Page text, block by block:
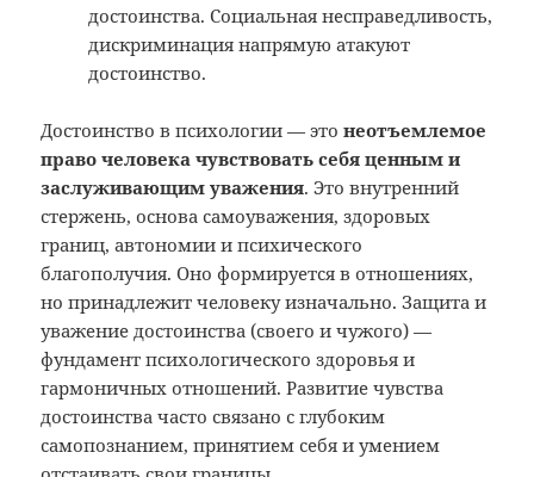
достоинства. Социальная несправедливость,
дискриминация напрямую атакуют
достоинство.
Достоинство в психологии — этонеотъемлемое
право человека чувствовать себя ценным и
заслуживающим уважения. Это внутренний
стержень, основа самоуважения, здоровых
границ, автономии и психического
благополучия. Оно формируется в отношениях,
но принадлежит человеку изначально. Защита и
уважение достоинства (своего и чужого) —
фундамент психологического здоровья и
гармоничных отношений. Развитие чувства
достоинства часто связано с глубоким
самопознанием, принятием себя и умением